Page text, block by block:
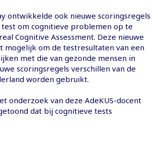
ontwikkelde ook nieuwe scoringsregels
om cognitieve problemen op te
Cognitive Assessment. Deze nieuwe
mogelijk om de testresultaten van een
met die van gezonde mensen in
scoringsregels verschillen van de
worden gebruikt.
onderzoek van deze AdeKUS-docent
dat bij cognitieve tests